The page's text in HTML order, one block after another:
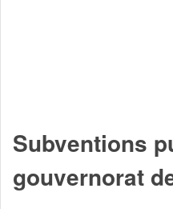
Subventions
gouvernorat